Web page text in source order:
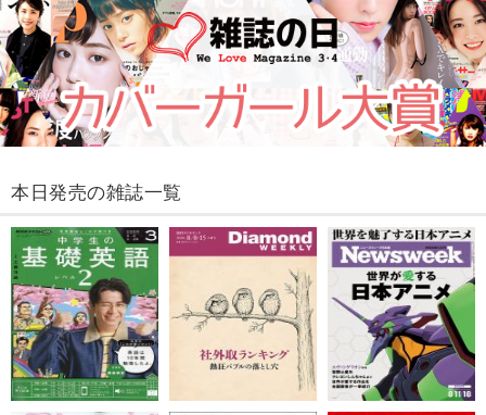
本日発売の雑誌一覧